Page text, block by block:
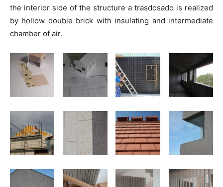
the interior side of the structure a trasdosado is realized
by hollow double brick with insulating and intermediate
chamber of air.